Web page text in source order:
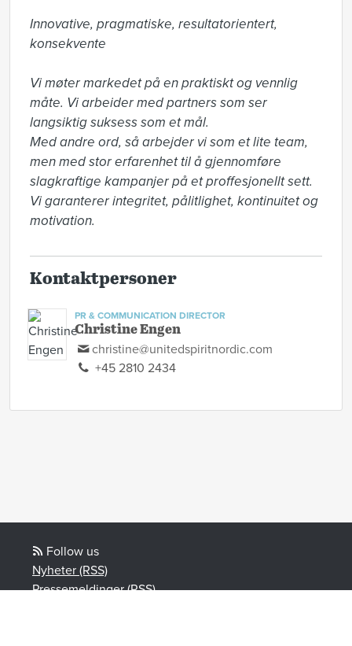
Innovative, pragmatiske, resultatorientert,
konsekvente
Vi møter markedet på en praktiskt og vennlig
måte. Vi arbeider med partners som ser
langsiktig suksess som et mål.
Med andre ord, så arbejder vi som et lite team,
men med stor erfarenhet til å gjennomføre
slagkraftige kampanjer på et proffesjonellt sett.
Vi garanterer integritet, pålitlighet, kontinuitet og
motivation.
Kontaktpersoner
PR & COMMUNICATION DIRECTOR
Christine Engen
christine@unitedspiritnordic.com
+45 2810 2434
Follow us
Nyheter (RSS)
Pressemeldinger (RSS)